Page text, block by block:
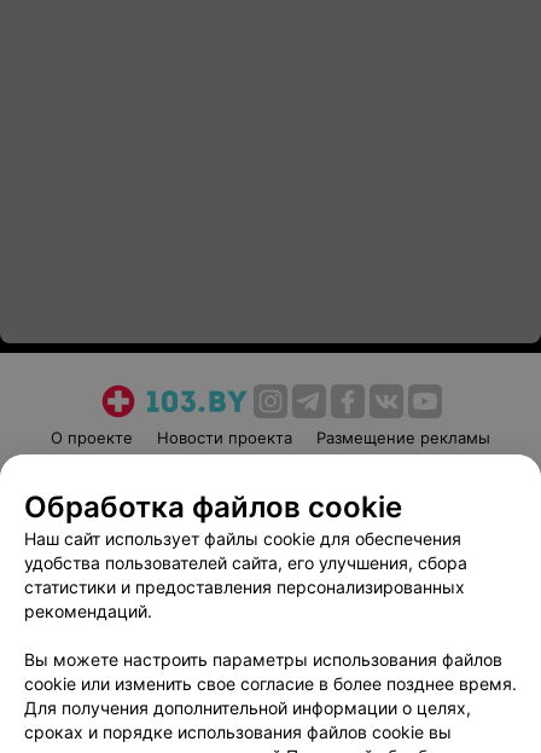
О проекте Новости проекта
Размещение рекламы
Пользовательское соглашение
Способы оплаты
Вакансии
Партнеры
Написать руководителю 103.by
Обработка персональных данных
Обработка файлов cookie
Наш сайт использует файлы cookie для обеспечения
удобства пользователей сайта, его улучшения, сбора
статистики и предоставления персонализированных
рекомендаций.
Вы можете настроить параметры использования файлов
cookie или изменить свое согласие в более позднее время.
Для получения дополнительной информации о целях,
сроках и порядке использования файлов cookie вы